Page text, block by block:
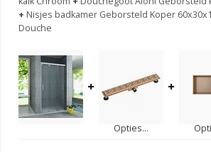
+ Nisjes badkamer Geborsteld Koper
Douche
+
Opties...
+